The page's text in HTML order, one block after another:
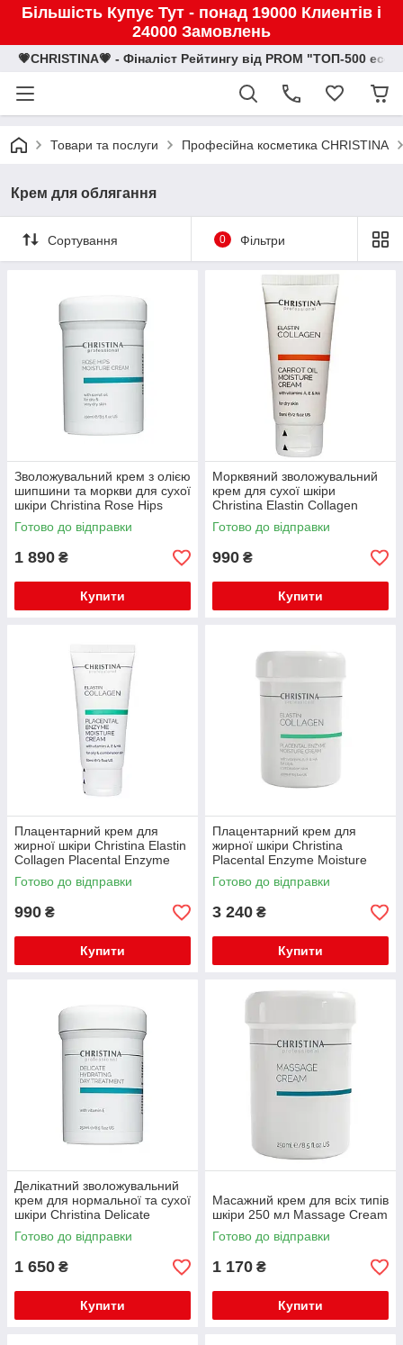
Більшість Купує Тут - понад 19000 Клиентів і
24000 Замовлень
💗CHRISTINA💗 - Фіналіст Рейтингу від PROM "ТОП-500
Товари та послуги Професійна косметика CHRISTINA
Крем для облягання
Сортування 0 Фільтри
Зволожувальний крем з олією
шипшини та моркви для сухої
шкіри Christina Rose Hips
Moisture Cream with Carrot Oil
250мл
Готово до відправки
1 890 ₴
Купити
Морквяний зволожувальний
крем для сухої шкіри
Christina Elastin Collagen
Carrot Oil Moisture Cream with
Vit.A,E&HA 60мл
Готово до відправки
990 ₴
Купити
Плацентарний крем для
жирної шкіри Christina Elastin
Collagen Placental Enzyme
Moisture Cream with Vit.A,
E&HA 60 мл
Готово до відправки
990 ₴
Купити
Плацентарний крем для
жирної шкіри Christina
Placental Enzyme Moisture
Cream with Vit.A 60мл
Готово до відправки
3 240 ₴
Купити
Делікатний зволожувальний
крем для нормальної та сухої
шкіри Christina Delicate
Hydrating DayTreatment +
Vitamin E 250 мл
Готово до відправки
1 650 ₴
Купити
Масажний крем для всіх типів
шкіри 250 мл Massage Cream
Готово до відправки
1 170 ₴
Купити